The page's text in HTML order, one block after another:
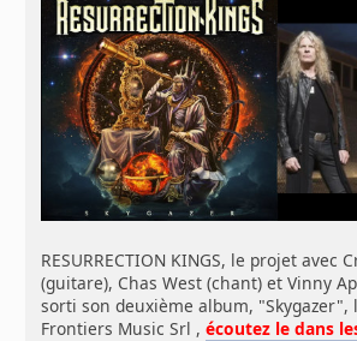
RESURRECTION KINGS, le projet avec
(guitare), Chas West (chant) et Vinny
sorti son deuxième album, "Skygazer",
Frontiers Music Srl ,écoutez le dans